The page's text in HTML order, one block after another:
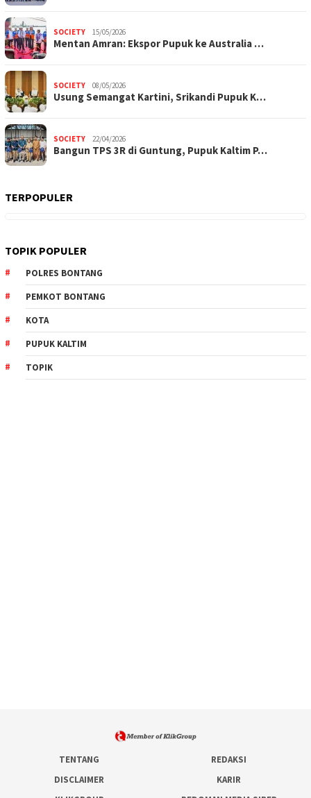
SOCIETY 15/05/2026
Mentan Amran: Ekspor Pupuk ke Australia …
SOCIETY 08/05/2026
Usung Semangat Kartini, Srikandi Pupuk K…
SOCIETY 22/04/2026
Bangun TPS 3R di Guntung, Pupuk Kaltim P…
TERPOPULER
TOPIK POPULER
POLRES BONTANG
PEMKOT BONTANG
KOTA
PUPUK KALTIM
TOPIK
TENTANG
REDAKSI
DISCLAIMER
KARIR